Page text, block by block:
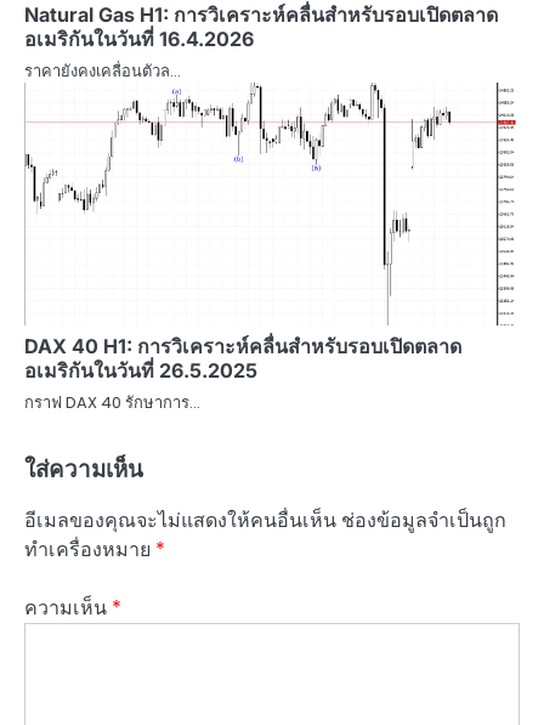
Natural Gas H1: การวิเคราะห์คลื่นสำหรับรอบเปิดตลาด
อเมริกันในวันที่ 16.4.2026
ราคายังคงเคลื่อนตัวล…
DAX 40 H1: การวิเคราะห์คลื่นสำหรับรอบเปิดตลาด
อเมริกันในวันที่ 26.5.2025
กราฟ DAX 40 รักษาการ…
ใส่ความเห็น
อีเมลของคุณจะไม่แสดงให้คนอื่นเห็น ช่องข้อมูลจำเป็นถูก
ทำเครื่องหมาย *
ความเห็น *